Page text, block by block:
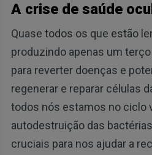
A crise de saúde
Quase todos os que estão
produzindo apenas um
para reverter doenças e
regenerar e reparar células
todos nós estamos no ciclo
autodestruição das
cruciais para nos ajudar a